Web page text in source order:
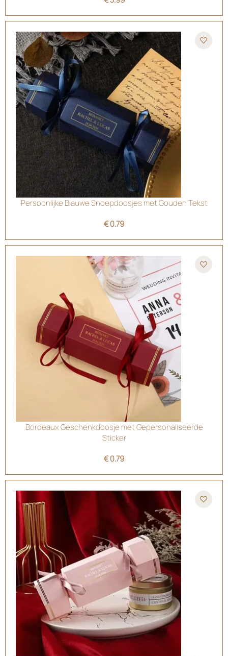
Persoonlijke Blauwe Snoepdoosjes met Gouden Tekst
€0.79
Bordeaux Geschenkdoosje met Gepersonaliseerde
Sticker
€0.79